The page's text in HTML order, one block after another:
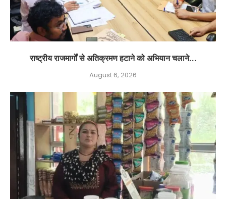
राष्ट्रीय राजमार्गों से अतिक्रमण हटाने को अभियान चलाने...
August 6, 2026